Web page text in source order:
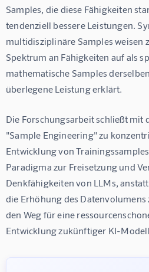
Samples, die diese Fähigkeiten
tendenziell bessere Leistungen.
multidisziplinäre Samples weisen
Spektrum an Fähigkeiten auf als
mathematische Samples
überlegene Leistung erklärt.
Die Forschungsarbeit schließt mit
"Sample Engineering" zu
Entwicklung von
Paradigma zur Freisetzung und
Denkfähigkeiten von LLMs,
die Erhöhung des Datenvolumens
den Weg für eine
Entwicklung zukünftiger KI-